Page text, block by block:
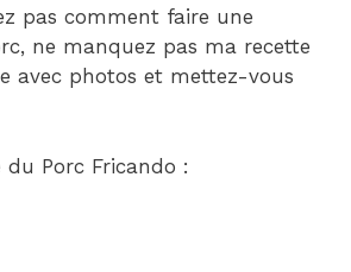
pas comment faire une
ne manquez pas ma recette
avec photos et mettez-vous
Porc Fricando :